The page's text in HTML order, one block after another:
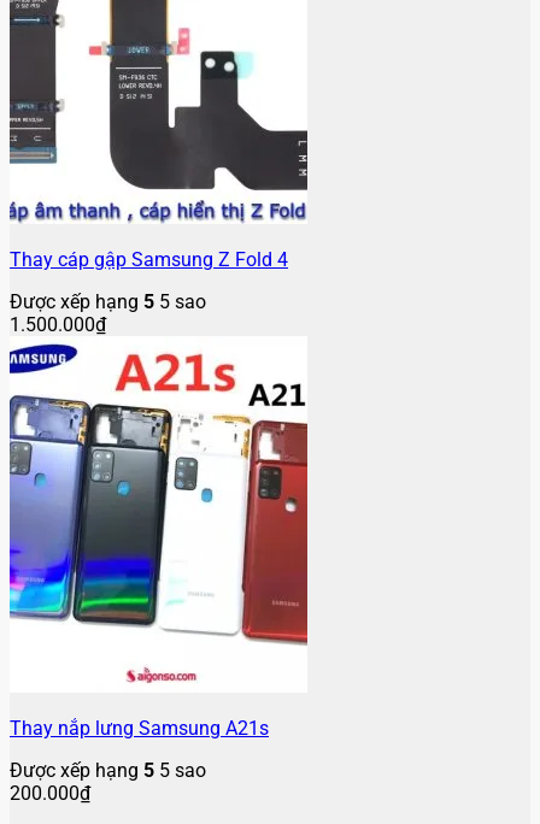
Thay cáp gập Samsung Z Fold 4
Được xếp hạng 5 5 sao
1.500.000₫
Thay nắp lưng Samsung A21s
Được xếp hạng 5 5 sao
200.000₫